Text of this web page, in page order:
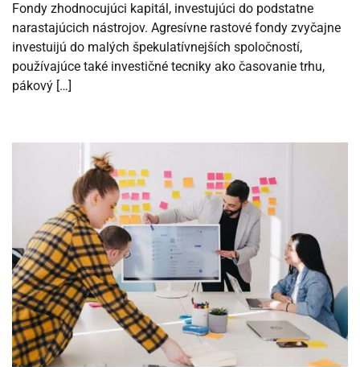
Fondy zhodnocujúci kapitál, investujúci do podstatne
narastajúcich nástrojov. Agresívne rastové fondy zvyčajne
investuijú do malých špekulatívnejších spoločností,
používajúce také investičné tecniky ako časovanie trhu,
pákový […]